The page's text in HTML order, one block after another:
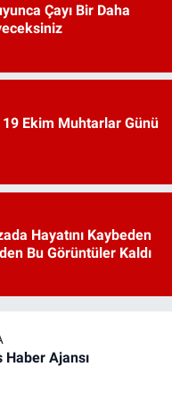
Çayı Bir Daha
19 Ekim Muhtarlar Günü
Hayatını Kaybeden
Bu Görüntüler Kaldı
Haber Ajansı